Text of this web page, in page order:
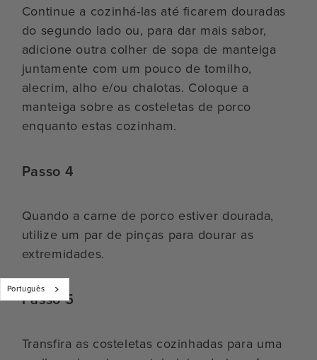
Continue a cozinhá-las até ficarem douradas
do segundo lado ou, para dar mais sabor,
adicione outra colher de sopa de manteiga
juntamente com um pouco de tomilho,
alecrim, alho e/ou chalotas. Coloque a
manteiga sobre as costeletas de porco
enquanto estas cozinham.
Passo 4
Quando a carne de porco estiver dourada,
utilize um par de pinças para dourar as
extremidades.
Passo 5
Transfira as costeletas cozinhadas para uma
Português